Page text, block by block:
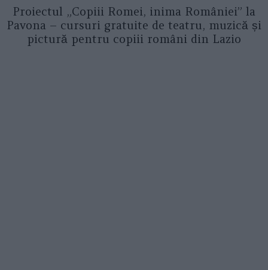
Proiectul „Copiii Romei, inima României” la
Pavona – cursuri gratuite de teatru, muzică și
pictură pentru copiii români din Lazio